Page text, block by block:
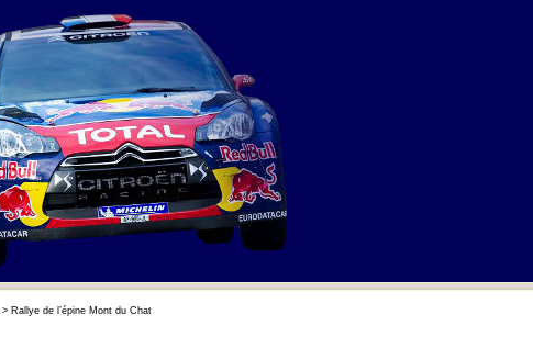
> Rallye de l’épine Mont du Chat